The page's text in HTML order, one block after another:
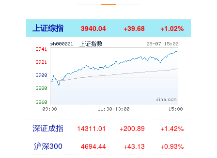
上证综指 3940.04 +39.68 +1.02%
深证成指 14311.01 +200.89 +1.42%
沪深300 4694.44 +43.13 +0.93%